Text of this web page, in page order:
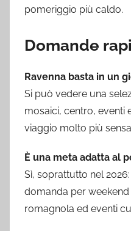
pomeriggio più caldo.
Domande
Ravenna basta in un
Si può vedere una
mosaici, centro, eventi
viaggio molto più
È una meta adatta al
Sì, soprattutto nel
domanda per weekend
romagnola ed eventi